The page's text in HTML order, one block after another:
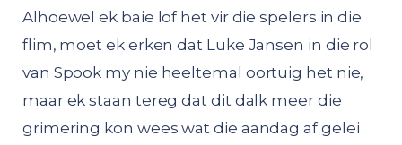
Alhoewel ek baie lof het vir die spelers in die
flim, moet ek erken dat Luke Jansen in die rol
van Spook my nie heeltemal oortuig het nie,
maar ek staan tereg dat dit dalk meer die
grimering kon wees wat die aandag af gelei